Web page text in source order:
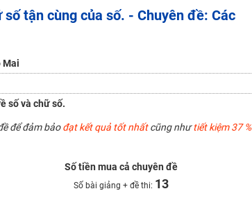
18/07/2025)
tận cùng của số. - Chuyên đề: Các
Mai
số và chữ số.
để đảm bảođạt kết quả tốt nhấtcũng nhưtiết kiệm 37 %
Số tiền mua cả chuyên đề
Số bài giảng + đề thi: 13